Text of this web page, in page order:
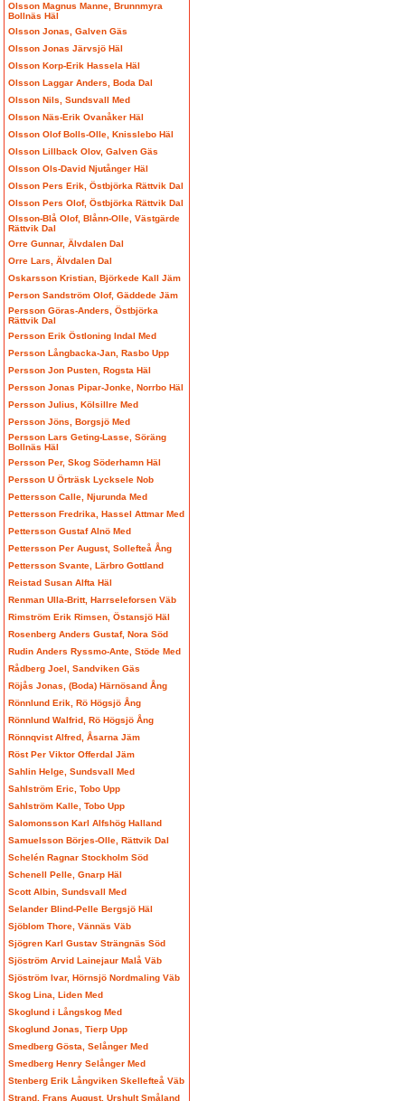
Olsson Magnus Manne, Brunnmyra
Bollnäs Häl
Olsson Jonas, Galven Gäs
Olsson Jonas Järvsjö Häl
Olsson Korp-Erik Hassela Häl
Olsson Laggar Anders, Boda Dal
Olsson Nils, Sundsvall Med
Olsson Näs-Erik Ovanåker Häl
Olsson Olof Bolls-Olle, Knisslebo Häl
Olsson Lillback Olov, Galven Gäs
Olsson Ols-David Njutånger Häl
Olsson Pers Erik, Östbjörka Rättvik Dal
Olsson Pers Olof, Östbjörka Rättvik Dal
Olsson-Blå Olof, Blånn-Olle, Västgärde
Rättvik Dal
Orre Gunnar, Älvdalen Dal
Orre Lars, Älvdalen Dal
Oskarsson Kristian, Björkede Kall Jäm
Person Sandström Olof, Gäddede Jäm
Persson Göras-Anders, Östbjörka
Rättvik Dal
Persson Erik Östloning Indal Med
Persson Långbacka-Jan, Rasbo Upp
Persson Jon Pusten, Rogsta Häl
Persson Jonas Pipar-Jonke, Norrbo Häl
Persson Julius, Kölsillre Med
Persson Jöns, Borgsjö Med
Persson Lars Geting-Lasse, Söräng
Bollnäs Häl
Persson Per, Skog Söderhamn Häl
Persson U Örträsk Lycksele Nob
Pettersson Calle, Njurunda Med
Pettersson Fredrika, Hassel Attmar Med
Pettersson Gustaf Alnö Med
Pettersson Per August, Sollefteå Ång
Pettersson Svante, Lärbro Gottland
Reistad Susan Alfta Häl
Renman Ulla-Britt, Harrseleforsen Väb
Rimström Erik Rimsen, Östansjö Häl
Rosenberg Anders Gustaf, Nora Söd
Rudin Anders Ryssmo-Ante, Stöde Med
Rådberg Joel, Sandviken Gäs
Röjås Jonas, (Boda) Härnösand Ång
Rönnlund Erik, Rö Högsjö Ång
Rönnlund Walfrid, Rö Högsjö Ång
Rönnqvist Alfred, Åsarna Jäm
Röst Per Viktor Offerdal Jäm
Sahlin Helge, Sundsvall Med
Sahlström Eric, Tobo Upp
Sahlström Kalle, Tobo Upp
Salomonsson Karl Alfshög Halland
Samuelsson Börjes-Olle, Rättvik Dal
Schelén Ragnar Stockholm Söd
Schenell Pelle, Gnarp Häl
Scott Albin, Sundsvall Med
Selander Blind-Pelle Bergsjö Häl
Sjöblom Thore, Vännäs Väb
Sjögren Karl Gustav Strängnäs Söd
Sjöström Arvid Lainejaur Malå Väb
Sjöström Ivar, Hörnsjö Nordmaling Väb
Skog Lina, Liden Med
Skoglund i Långskog Med
Skoglund Jonas, Tierp Upp
Smedberg Gösta, Selånger Med
Smedberg Henry Selånger Med
Stenberg Erik Långviken Skellefteå Väb
Strand, Frans August, Urshult Småland